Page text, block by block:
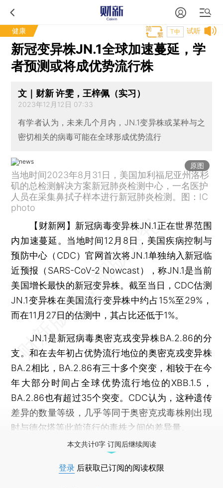
健康 试听
T中
新冠变异株JN.1全球加速蔓延，学
者预测或将成优势流行株
文｜财新 许雯，王梓佩（实习）
2023年12月12日 07:33
有学者认为，未来几个月内，JN.1变异株或某种与之
密切相关的病毒可能在全球形成优势流行
原图
当地时间2023年8月31日，美国加利福尼亚州洛杉
矶的总检测解决方案新冠肺炎检测中心，一名医护
人员在采集鼻拭子样本进行新冠肺炎检测。图：IC
photo
【财新网】 新冠病毒变异株JN.1正在世界范围
内加速蔓延。当地时间12月8日，美国疾病控制与
预防中心（CDC）官网首次将JN.1单独纳入新冠临
近预报（SARS-CoV-2 Nowcast），称JN.1是当前
美国增长最快的新冠变异株。截至当日，CDC估测
JN.1变异株在美国流行变异株中约占15%至29%，
而在11月27日的估测中，其占比还低于1%。
JN.1是新冠病毒奥密克戎变异株BA.2.86的分
支。和在去年初占优势流行地位的奥密克戎变异株
BA.2相比，BA.2.86有三十多个突变，相较于在今
年大部分时间占全球优势流行地位的XBB.1.5，
BA.2.86也有超过35个突变。CDC认为，这种遗传
差异的数量等级，几乎等同于奥密克戎毒株刚出现
时与德尔塔等此前流行的毒株之间的差异量。
本文共计0字 订阅后继续阅读
登录 后获取已订阅的阅读权限